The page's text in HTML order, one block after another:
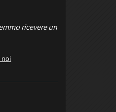
ricevere un
noi